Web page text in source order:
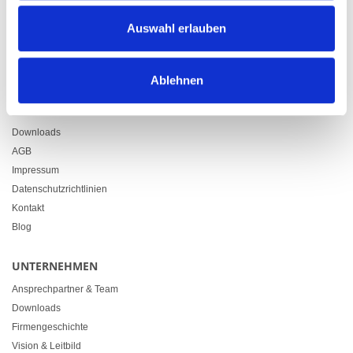
Auswahl erlauben
Ablehnen
+41 71 914 84 84
LINKS
Downloads
AGB
Impressum
Datenschutzrichtlinien
Kontakt
Blog
UNTERNEHMEN
Ansprechpartner & Team
Downloads
Firmengeschichte
Vision & Leitbild